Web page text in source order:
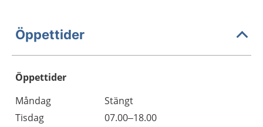
Öppettider
Öppettider
Dag
Öppettider
Kommentarer
Måndag
Stängt
Tisdag
07.00–18.00